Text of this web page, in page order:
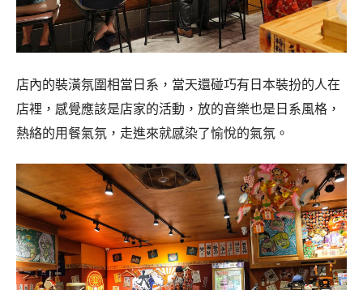
店內的裝潢氛圍相當日系，當天還碰巧有日本裝扮的人在
店裡，感覺應該是店家的活動，放的音樂也是日系風格，
熱絡的用餐氣氛，走進來就感染了愉悅的氣氛。